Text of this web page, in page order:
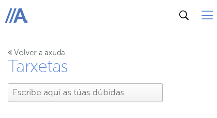
ABANCA
Volver a axuda
Tarxetas